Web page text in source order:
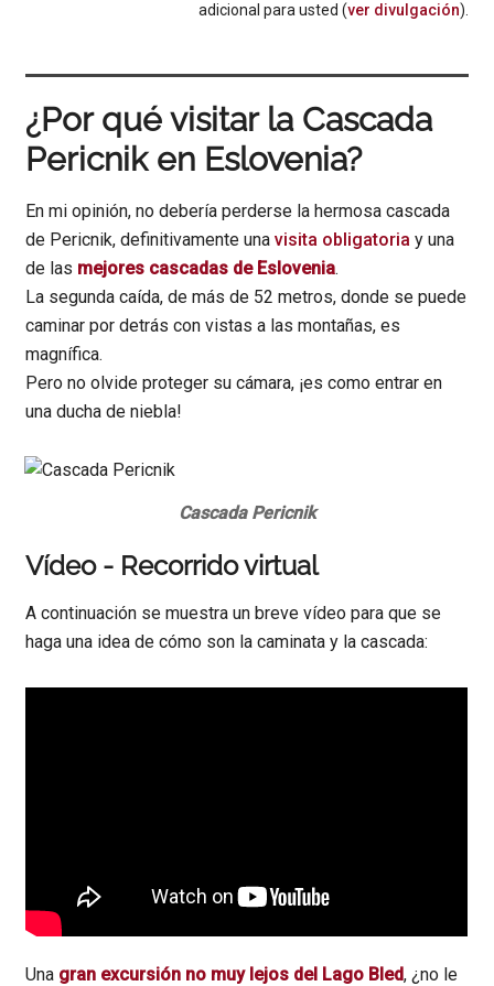
adicional para usted (ver divulgación).
¿Por qué visitar la Cascada
Pericnik en Eslovenia?
En mi opinión, no debería perderse la hermosa cascada
de Pericnik, definitivamente unavisita obligatoria y una
de las mejores cascadas de Eslovenia.
La segunda caída, de más de 52 metros, donde se puede
caminar por detrás con vistas a las montañas, es
magnífica.
Pero no olvide proteger su cámara, ¡es como entrar en
una ducha de niebla!
Cascada Pericnik
Vídeo - Recorrido virtual
A continuación se muestra un breve vídeo para que se
haga una idea de cómo son la caminata y la cascada:
Una gran excursión no muy lejos del Lago Bled, ¿no le